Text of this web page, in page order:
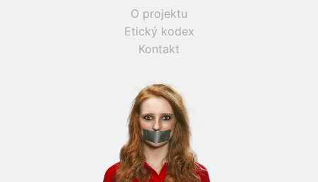
O projektu
Etický kodex
Kontakt